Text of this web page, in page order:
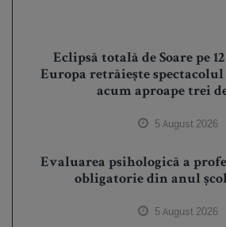
Eclipsă totală de Soare pe
Europa retrăiește
acum aproape trei
5 August 2026
Evaluarea psihologică a
obligatorie din anul
5 August 2026